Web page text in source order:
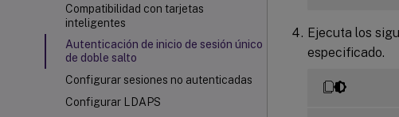
Compatibilidad con tarjetas
inteligentes
Autenticación de inicio de sesión único
de doble salto
Configurar sesiones no autenticadas
Configurar LDAPS
Ejecuta los
especificado.